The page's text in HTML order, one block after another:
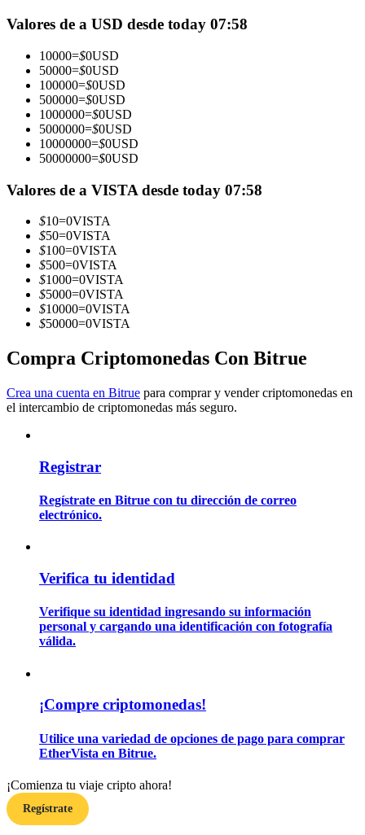
Conviértete en un Trader de Copia
Disfruta del reparto de beneficios y comisiones de copy trading
Información
Análisis de big data que incluye información comercial, etc.
Guía
Estrategias comerciales
Aprenda cómo mantenerse rentable
Valores de a USD desde today 07:58
10000=$0USD
50000=$0USD
100000=$0USD
500000=$0USD
1000000=$0USD
5000000=$0USD
10000000=$0USD
50000000=$0USD
Valores de a VISTA desde today 07:58
$10=0VISTA
$50=0VISTA
$100=0VISTA
$500=0VISTA
$1000=0VISTA
$5000=0VISTA
$10000=0VISTA
$50000=0VISTA
Compra Criptomonedas Con Bitrue
Crea una cuenta en Bitrue para comprar y vender criptomonedas en
el intercambio de criptomonedas más seguro.
Registrar
Regístrate en Bitrue con tu dirección de correo
electrónico.
Verifica tu identidad
Verifique su identidad ingresando su información
personal y cargando una identificación con fotografía
válida.
¡Compre criptomonedas!
Utilice una variedad de opciones de pago para comprar
EtherVista en Bitrue.
¡Comienza tu viaje cripto ahora!
Regístrate